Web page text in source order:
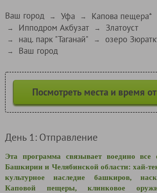
Ваш город → Уфа → Капова пещера*
→ Ипподром Акбузат → Златоуст
→ нац. парк "Таганай" → озеро
→ Ваш город
Посмотреть места и время
День 1: Отправление
Эта программа связывает воедино
Башкирии и Челябинской области: хай-
культурное наследие башкиров,
Каповой пещеры, клинковое